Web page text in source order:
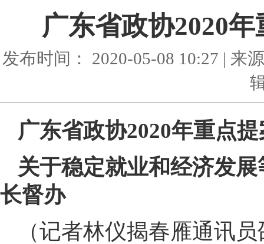
广东省政协2020
发布时间： 2020-05-08 10:27 | 来
广东省政协2020年重点
关于稳定就业和经济发
长督办
（记者林仪揭春雁通讯